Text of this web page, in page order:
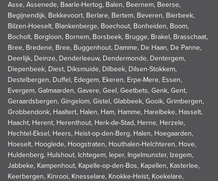
Asse, Assenede, Baarle-Hertog, Balen, Beernem, Beerse,
Begijnendijk, Bekkevoort, Berlare, Bertem, Beveren, Bierbeek,
Bilzen-Hoeselt, Blankenberge, Boechout, Bonheiden, Boom,
Bocholt, Borgloon, Bornem, Borsbeek, Brugge, Brakel, Brasschaat,
Bree, Bredene, Bree, Buggenhout, Damme, De Haan, De Panne,
Deerlijk, Deinze, Denderleeuw, Dendermonde, Dentergem,
Diepenbeek, Diest, Diksmuide, Dilbeek, Dilsen-Stokkem,
Destelbergen, Duffel, Edegem, Ekeren, Erpe-Mere, Essen,
Evergem, Galmaarden, Gavere, Geel, Geetbets, Genk, Gent,
Geraardsbergen, Gingelom, Gistel, Glabbeek, Gooik, Grimbergen,
Grobbendonk, Haaltert, Halen, Ham, Hamme, Harelbeke, Hasselt,
Haacht, Herent, Herenthout, Herk-de-Stad, Herne, Herzele,
Hechtel-Eksel, Heers, Heist-op-den-Berg, Halen, Hoegaarden,
Hoeselt, Hooglede, Hoogstraten, Houthalen-Helchteren, Hove,
Huldenberg, Hulshout, Ichtegem, Ieper, Ingelmunster, Izegem,
Jabbeke, Kampenhout, Kapelle-op-den-Bos, Kapellen, Kasterlee,
Keerbergen, Kinrooi, Knesselare, Knokke-Heist, Koekelare,